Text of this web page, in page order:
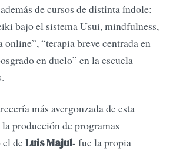
de cursos de distinta índole:
bajo el sistema Usui, mindfulness,
online”, “terapia breve centrada en
en duelo” en la escuela
más avergonzada de esta
producción de programas
deLuis Majul- fue la propia